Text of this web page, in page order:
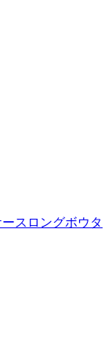
スロングボウタ